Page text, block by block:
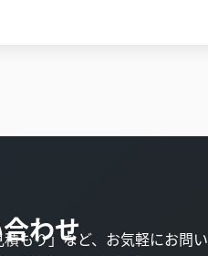
わせ
もり」など、お気軽にお問